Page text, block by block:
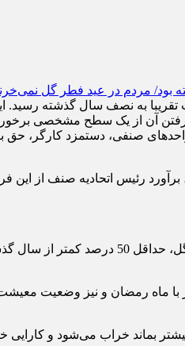
به نصف سال گذشته
آن از یک سطح مشخصی
صنفی، دستمزد کارگر، حق
برآورد رئیس اتحادیه صنف
ماه رمضان و نیز وضعیت
بماند خراب می‌شود و کارایی